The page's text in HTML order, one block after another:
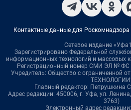
Контактные данные для Роскомнадзора
Сетевое издание
Зарегистрировано Федеральной
информационных технологий и массовых
Регистрационный номер СМИ ЭЛ № ФС
Учредитель: Общество с ограниченной
Главный редактор: Петрушкина
Адрес редакции: 450006, г. Уфа, ул.
3763)
Электронный адрес редакции: